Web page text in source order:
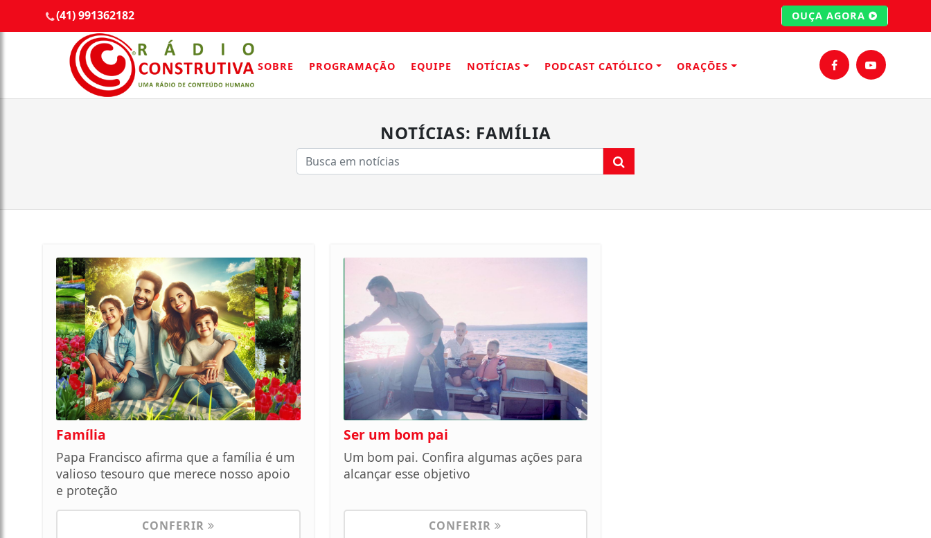
(41) 991362182 OUÇA AGORA
SOBRE PROGRAMAÇÃO EQUIPE NOTÍCIAS PODCAST CATÓLICO ORAÇÕES
NOTÍCIAS: FAMÍLIA
Família
Papa Francisco afirma que a família é um
valioso tesouro que merece nosso apoio
e proteção
CONFERIR
Ser um bom pai
Um bom pai. Confira algumas ações para
alcançar esse objetivo
CONFERIR